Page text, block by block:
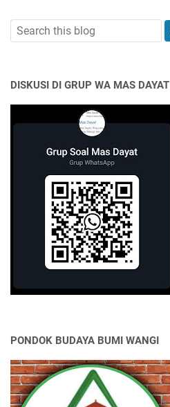
DISKUSI DI GRUP WA MAS DAYAT
PONDOK BUDAYA BUMI WANGI